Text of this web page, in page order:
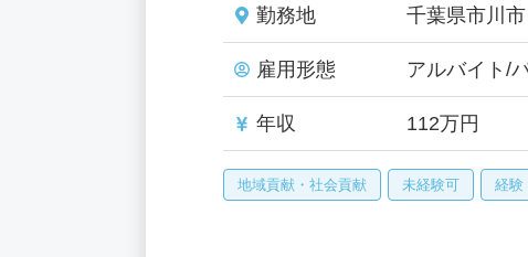
勤務地 千葉県市川市
雇用形態 アルバイト/
年収 112万円
地域貢献・社会貢献 未経験可 経験